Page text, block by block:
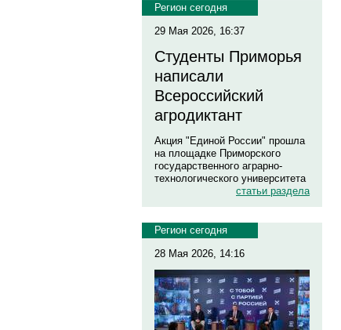
Регион сегодня
29 Мая 2026, 16:37
Студенты Приморья
написали
Всероссийский
агродиктант
Акция "Единой России" прошла
на площадке Приморского
государственного аграрно-
технологического университета
статьи раздела
Регион сегодня
28 Мая 2026, 14:16